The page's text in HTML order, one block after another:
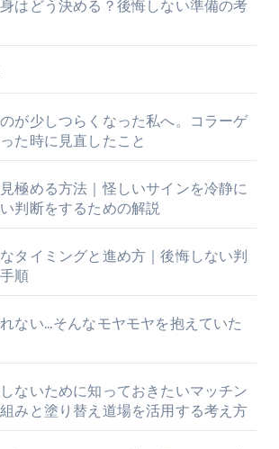
はどう決める？後悔しない準備の考
が少しつらくなった私へ。コラーゲ
た時に見直したこと
極める方法｜怪しいサインを冷静に
判断をするための解説
タイミングと進め方｜後悔しない判
順
ない…そんなモヤモヤを抱えていた
ないために知っておきたいマッチン
みと塗り替え道場を活用する考え方